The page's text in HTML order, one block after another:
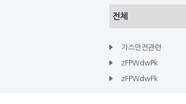
가스안전관련
zFPWdwPk
zFPWdwPk